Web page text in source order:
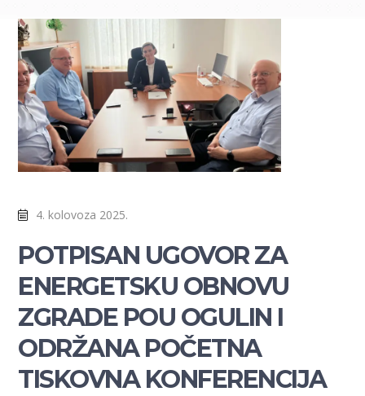
4. kolovoza 2025.
POTPISAN UGOVOR ZA
ENERGETSKU OBNOVU
ZGRADE POU OGULIN I
ODRŽANA POČETNA
TISKOVNA KONFERENCIJA